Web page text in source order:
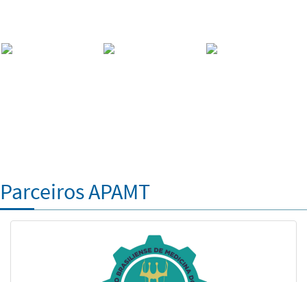
Parceiros APAMT